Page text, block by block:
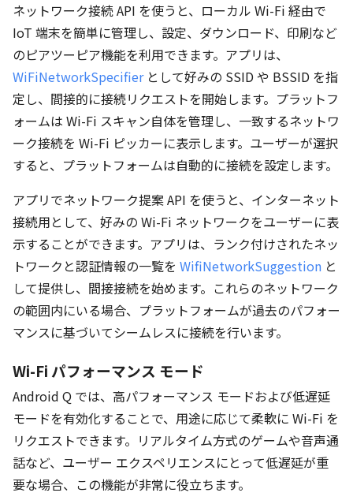
ネットワーク接続 API を使うと、ローカル Wi-Fi 経由で
IoT 端末を簡単に管理し、設定、ダウンロード、印刷など
のピアツーピア機能を利用できます。アプリは、
WiFiNetworkSpecifierとして好みの SSID や BSSID を指
定し、間接的に接続リクエストを開始します。プラットフ
ォームは Wi-Fi スキャン自体を管理し、一致するネットワ
ーク接続を Wi-Fi ピッカーに表示します。ユーザーが選択
すると、プラットフォームは自動的に接続を設定します。
アプリでネットワーク提案 API を使うと、インターネット
接続用として、好みの Wi-Fi ネットワークをユーザーに表
示することができます。アプリは、ランク付けされたネッ
トワークと認証情報の一覧を WifiNetworkSuggestion と
して提供し、間接接続を始めます。これらのネットワーク
の範囲内にいる場合、プラットフォームが過去のパフォー
マンスに基づいてシームレスに接続を行います。
Wi-Fi パフォーマンス モード
Android Q では、高パフォーマンス モードおよび低遅延
モードを有効化することで、用途に応じて柔軟に Wi-Fi を
リクエストできます。リアルタイム方式のゲームや音声通
話など、ユーザー エクスペリエンスにとって低遅延が重
要な場合、この機能が非常に役立ちます。